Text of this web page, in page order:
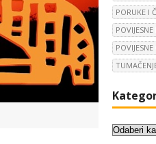
PORUKE I
K